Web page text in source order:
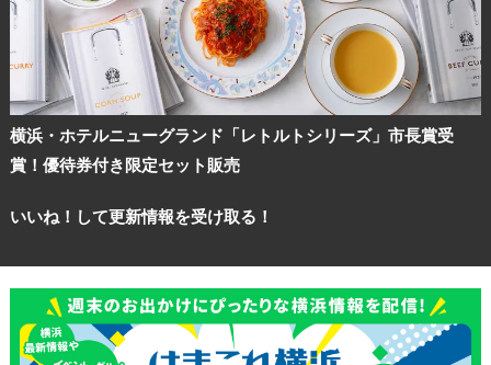
横浜・ホテルニューグランド「レトルトシリーズ」市長賞受
賞！優待券付き限定セット販売
いいね！して更新情報を受け取る！